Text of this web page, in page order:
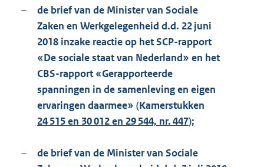
–
de brief van de Minister van Sociale
Zaken en Werkgelegenheid d.d. 22 juni
2018 inzake reactie op het SCP-rapport
«De sociale staat van Nederland» en het
CBS-rapport «Gerapporteerde
spanningen in de samenleving en eigen
ervaringen daarmee» (Kamerstukken
24 515 en 30 012 en 29 544, nr. 447);
–
de brief van de Minister van Sociale